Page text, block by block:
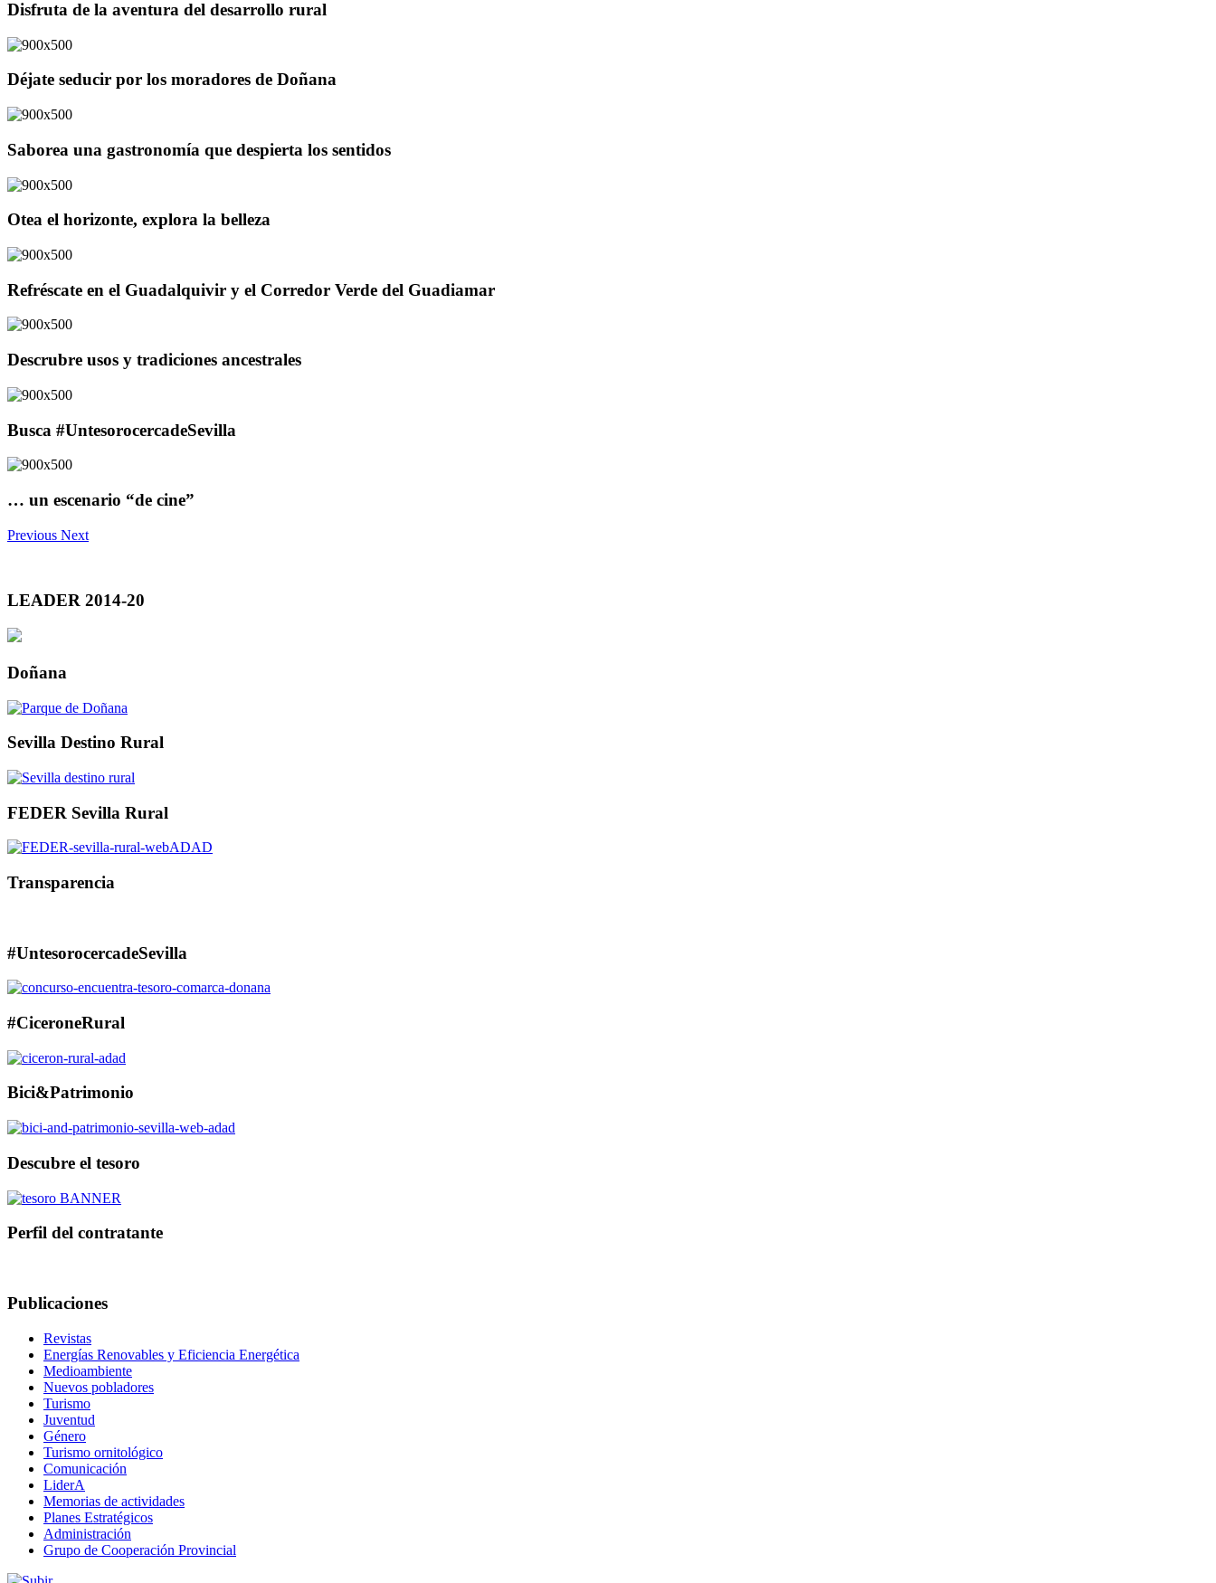
Disfruta de la aventura del desarrollo rural
Déjate seducir por los moradores de Doñana
Saborea una gastronomía que despierta los sentidos
Otea el horizonte, explora la belleza
Refréscate en el Guadalquivir y el Corredor Verde del Guadiamar
Descrubre usos y tradiciones ancestrales
Busca #UntesorocercadeSevilla
… un escenario “de cine”
Previous Next
LEADER 2014-20
Doñana
Sevilla Destino Rural
FEDER Sevilla Rural
Transparencia
#UntesorocercadeSevilla
#CiceroneRural
Bici&Patrimonio
Descubre el tesoro
Perfil del contratante
Publicaciones
Revistas
Energías Renovables y Eficiencia Energética
Medioambiente
Nuevos pobladores
Turismo
Juventud
Género
Turismo ornitológico
Comunicación
LiderA
Memorias de actividades
Planes Estratégicos
Administración
Grupo de Cooperación Provincial